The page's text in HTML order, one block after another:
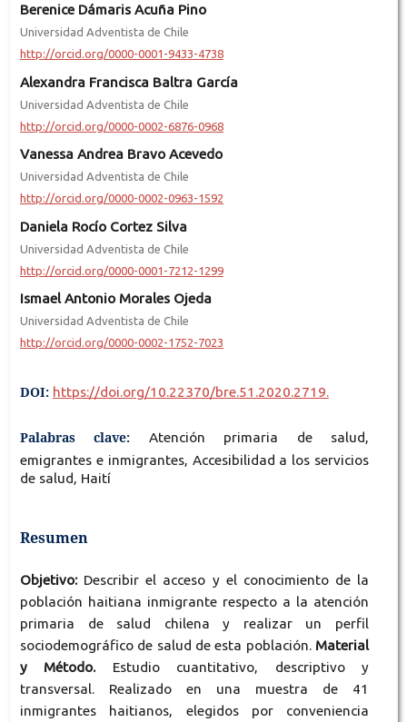
Berenice Dámaris Acuña Pino
Universidad Adventista de Chile
http://orcid.org/0000-0001-9433-4738
Alexandra Francisca Baltra García
Universidad Adventista de Chile
http://orcid.org/0000-0002-6876-0968
Vanessa Andrea Bravo Acevedo
Universidad Adventista de Chile
http://orcid.org/0000-0002-0963-1592
Daniela Rocío Cortez Silva
Universidad Adventista de Chile
http://orcid.org/0000-0001-7212-1299
Ismael Antonio Morales Ojeda
Universidad Adventista de Chile
http://orcid.org/0000-0002-1752-7023
DOI: https://doi.org/10.22370/bre.51.2020.2719.
Palabras clave: Atención primaria de salud,
emigrantes e inmigrantes, Accesibilidad a los servicios
de salud, Haití
Resumen
Objetivo:Describir el acceso y el conocimiento de la
población haitiana inmigrante respecto a la atención
primaria de salud chilena y realizar un perfil
sociodemográfico de salud de esta población. Material
y Método. Estudio cuantitativo, descriptivo y
transversal. Realizado en una muestra de 41
inmigrantes haitianos, elegidos por conveniencia